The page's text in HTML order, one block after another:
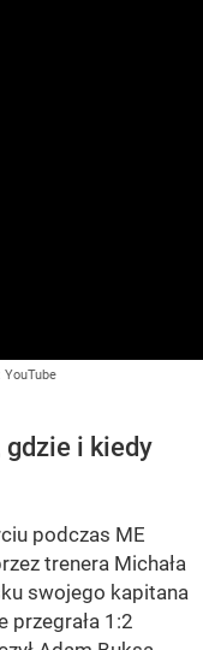
YouTube
i kiedy
podczas ME
trenera Michała
swojego kapitana
przegrała 1:2